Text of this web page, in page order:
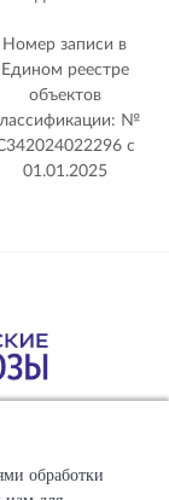
Номер записи в
Едином реестре
объектов
№
c
01.01.2025
обработки